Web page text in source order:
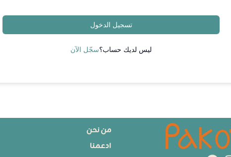
تسجيل الدخول
ليس لديك حساب؟سجّل الآن
من نحن
ادعمنا